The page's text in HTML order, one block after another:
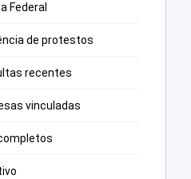
Federal
de protestos
recentes
vinculadas